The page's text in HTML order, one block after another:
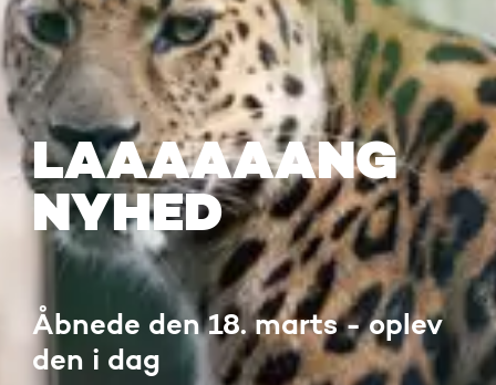
LAAAAAANG
NYHED
Åbnede den 18. marts - oplev
den i dag